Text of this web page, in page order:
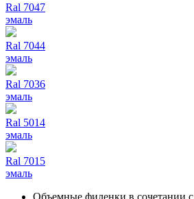
Ral 7047
эмаль
Ral 7044
эмаль
Ral 7036
эмаль
Ral 5014
эмаль
Ral 7015
эмаль
Объемные филенки в сочетании с